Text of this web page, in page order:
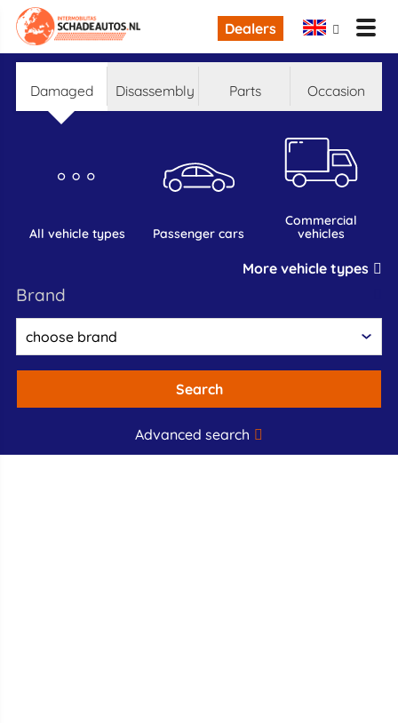
Dealers
damaged disassembly parts occasion
all vehicle types passenger cars
commercial
vehicles
More vehicle types
brand
Search
Advanced search